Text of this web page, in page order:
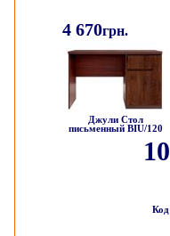
4 670грн.
Джули Стол
письменный BIU/120
Код